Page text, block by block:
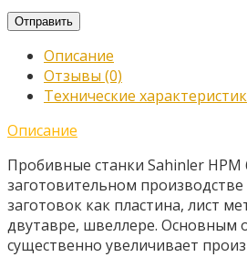
Отправить
Описание
Отзывы (0)
Технические
Описание
Пробивные станки Sahinler HPM
заготовительном
заготовок как пластина, лист
двутавре, швеллере. Основным
существенно увеличивает